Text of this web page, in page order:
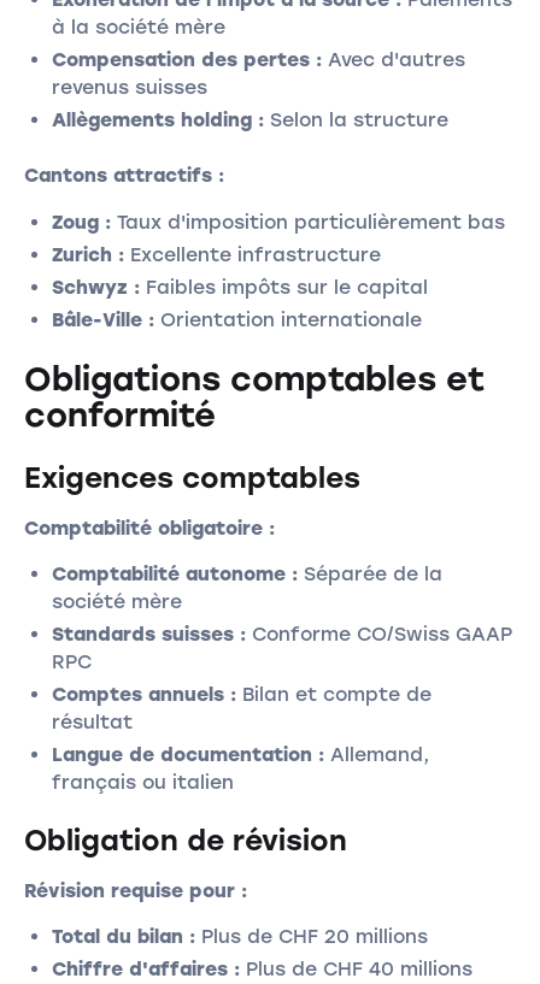
à la société mère
Compensation des pertes : Avec d'autres
revenus suisses
Allègements holding : Selon la structure
Cantons attractifs :
Zoug : Taux d'imposition particulièrement bas
Zurich : Excellente infrastructure
Schwyz : Faibles impôts sur le capital
Bâle-Ville : Orientation internationale
Obligations comptables et
conformité
Exigences comptables
Comptabilité obligatoire :
Comptabilité autonome : Séparée de la
société mère
Standards suisses : Conforme CO/Swiss GAAP
RPC
Comptes annuels : Bilan et compte de
résultat
Langue de documentation : Allemand,
français ou italien
Obligation de révision
Révision requise pour :
Total du bilan : Plus de CHF 20 millions
Chiffre d'affaires : Plus de CHF 40 millions